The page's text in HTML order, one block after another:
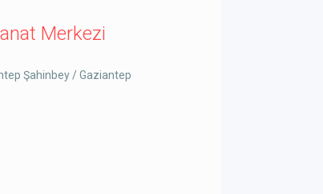
Merkezi
Şahinbey / Gaziantep